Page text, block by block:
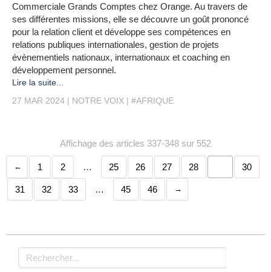
Commerciale Grands Comptes chez Orange. Au travers de
ses différentes missions, elle se découvre un goût prononcé
pour la relation client et développe ses compétences en
relations publiques internationales, gestion de projets
évènementiels nationaux, internationaux et coaching en
développement personnel.
Lire la suite...
27 MAR 2024
NOTRE VOIX #AFRIQUE
Affichage des articles 337-348 sur 552
1 2 … 25 26 27 28 30
31 32 33 … 45 46
Rechercher